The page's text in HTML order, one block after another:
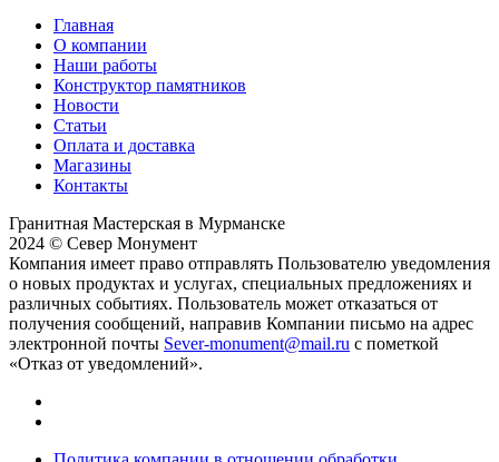
Главная
О компании
Наши работы
Конструктор памятников
Новости
Статьи
Оплата и доставка
Магазины
Контакты
Гранитная Мастерская в Мурманске
2024 © Север Монумент
Компания имеет право отправлять Пользователю уведомления
о новых продуктах и услугах, специальных предложениях и
различных событиях. Пользователь может отказаться от
получения сообщений, направив Компании письмо на адрес
электронной почты Sever-monument@mail.ru с пометкой
«Отказ от уведомлений».